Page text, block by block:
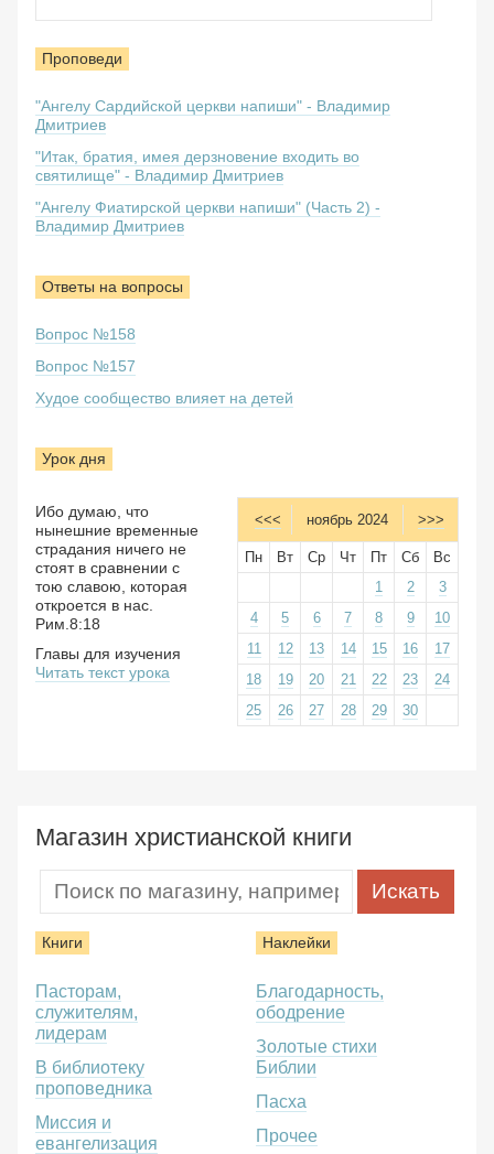
Проповеди
"Ангелу Сардийской церкви напиши" - Владимир
Дмитриев
"Итак, братия, имея дерзновение входить во
святилище" - Владимир Дмитриев
"Ангелу Фиатирской церкви напиши" (Часть 2) -
Владимир Дмитриев
Ответы на вопросы
Вопрос №158
Вопрос №157
Худое сообщество влияет на детей
Урок дня
<<< ноябрь 2024 >>>
Пн Вт Ср Чт Пт Сб
Вс
1
2
3
4
5 6 7 8 9
10
11
12 13 14 15 16
17
18
19 20 21 22 23
24
25
26 27 28 29 30
Ибо думаю, что
нынешние временные
страдания ничего не
стоят в сравнении с
тою славою, которая
откроется в нас.
Рим.8:18
Главы для изучения
Читать текст урока
Магазин христианской книги
Книги
Пасторам,
служителям,
лидерам
В библиотеку
проповедника
Миссия и
евангелизация
Наклейки
Благодарность,
ободрение
Золотые стихи
Библии
Пасха
Прочее